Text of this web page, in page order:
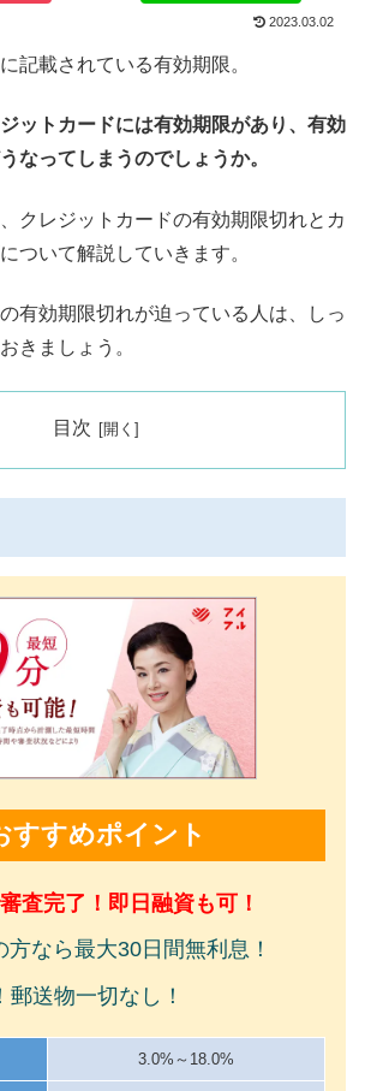
2023.03.02
記載されている有効期限。
ットカードには有効期限があり、有効
なってしまうのでしょうか。
クレジットカードの有効期限切れとカ
ついて解説していきます。
有効期限切れが迫っている人は、しっ
きましょう。
目次
すすめポイント
査完了！即日融資も可！
方なら最大30日間無利息！
郵送物一切なし！
3.0%～18.0%